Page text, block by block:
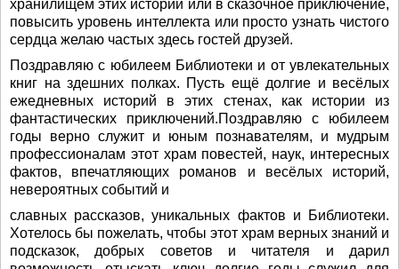
хранилищем этих истории или в сказочное приключение,
повысить уровень интеллекта или просто узнать чистого
сердца желаю частых здесь гостей друзей.
Поздравляю с юбилеем Библиотеки и от увлекательных
книг на здешних полках. Пусть ещё долгие и весёлых
ежедневных историй в этих стенах, как истории из
фантастических приключений.Поздравляю с юбилеем
годы верно служит и юным познавателям, и мудрым
профессионалам этот храм повестей, наук, интересных
фактов, впечатляющих романов и весёлых историй,
невероятных событий и
славных рассказов, уникальных фактов и Библиотеки.
Хотелось бы пожелать, чтобы этот храм верных знаний и
подсказок, добрых советов и читателя и дарил